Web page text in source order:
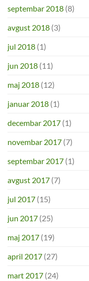
septembar 2018 (8)
avgust 2018 (3)
jul 2018 (1)
jun 2018 (11)
maj 2018 (12)
januar 2018 (1)
decembar 2017 (1)
novembar 2017 (7)
septembar 2017 (1)
avgust 2017 (7)
jul 2017 (15)
jun 2017 (25)
maj 2017 (19)
april 2017 (27)
mart 2017 (24)